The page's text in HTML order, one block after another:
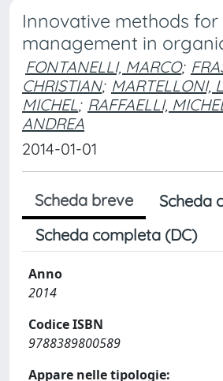
Innovative methods for
management in
FONTANELLI, MARCO;
CHRISTIAN; MARTELLONI,
MICHEL; RAFFAELLI,
ANDREA
2014-01-01
Scheda breve
Scheda
Scheda completa (DC)
Anno
2014
Codice ISBN
9788389800589
Appare nelle tipologie: